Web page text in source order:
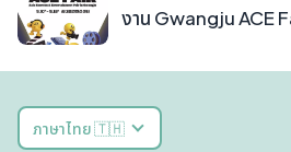
งาน Gwangju ACE
ภาษาไทย 🇹🇭